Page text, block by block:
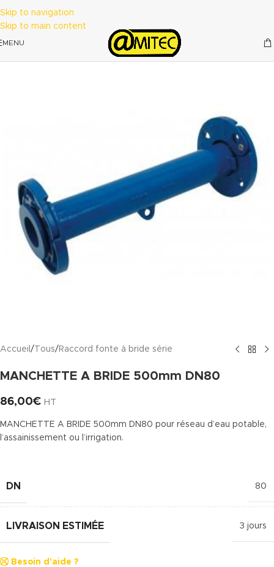
Skip to navigation
Skip to main content
MENU
Accueil / Tous/ Raccord fonte à bride série
MANCHETTE A BRIDE 500mm DN80
86,00€ HT
MANCHETTE A BRIDE 500mm DN80 pour réseau d’eau potable,
l’assainissement ou l’irrigation.
DN 80
LIVRAISON ESTIMÉE 3 jours
Besoin d'aide ?